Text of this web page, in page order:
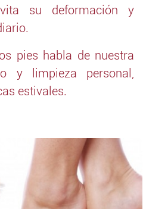
su deformación y
pies habla de nuestra
y limpieza personal,
estivales.